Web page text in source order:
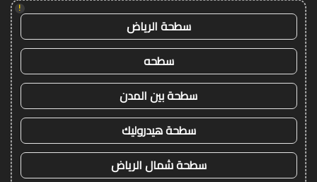
!
سطحة الرياض
سطحه
سطحة بين المدن
سطحة هيدروليك
سطحة شمال الرياض